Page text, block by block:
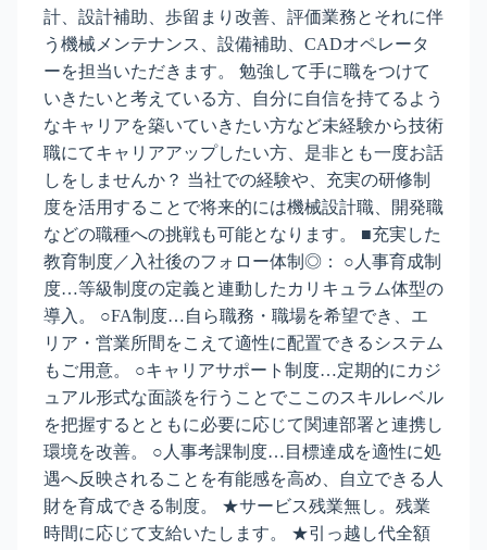
計、設計補助、歩留まり改善、評価業務とそれに伴
う機械メンテナンス、設備補助、CADオペレータ
ーを担当いただきます。 勉強して手に職をつけて
いきたいと考えている方、自分に自信を持てるよう
なキャリアを築いていきたい方など未経験から技術
職にてキャリアアップしたい方、是非とも一度お話
しをしませんか？ 当社での経験や、充実の研修制
度を活用することで将来的には機械設計職、開発職
などの職種への挑戦も可能となります。 ■充実した
教育制度／入社後のフォロー体制◎： ○人事育成制
度…等級制度の定義と連動したカリキュラム体型の
導入。 ○FA制度…自ら職務・職場を希望でき、エ
リア・営業所間をこえて適性に配置できるシステム
もご用意。 ○キャリアサポート制度…定期的にカジ
ュアル形式な面談を行うことでここのスキルレベル
を把握するとともに必要に応じて関連部署と連携し
環境を改善。 ○人事考課制度…目標達成を適性に処
遇へ反映されることを有能感を高め、自立できる人
財を育成できる制度。 ★サービス残業無し。残業
時間に応じて支給いたします。 ★引っ越し代全額